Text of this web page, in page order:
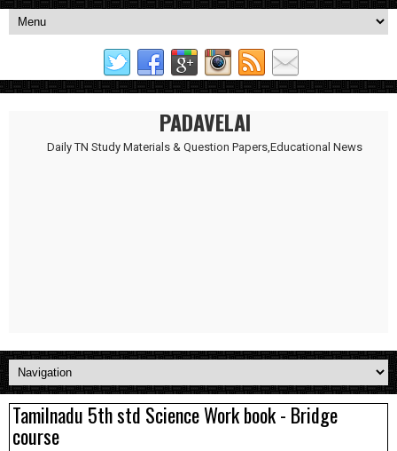
PADAVELAI
Daily TN Study Materials & Question Papers,Educational News
Tamilnadu 5th std Science Work book - Bridge
course